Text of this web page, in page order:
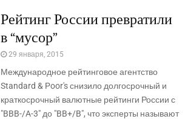
Рейтинг России превратили
в “мусор”
29 января, 2015
Международное рейтинговое агентство
Standard & Poor's снизило долгосрочный и
краткосрочный валютные рейтинги России с
"BBB-/A-3" до "BB+/B", что эксперты называют